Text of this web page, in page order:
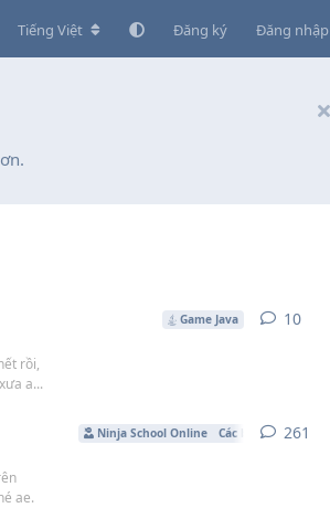
Tiếng Việt Đăng ký Đăng nhập
Game Java
rồi,
a...
10
Ninja School Online Các bản mod
ae.
261